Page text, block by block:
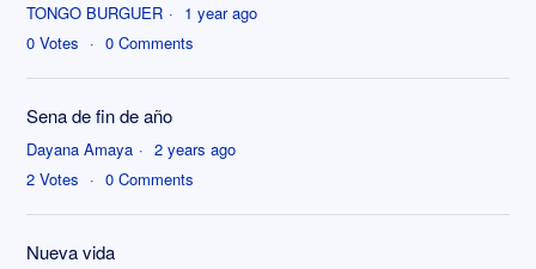
TONGO BURGUER
1 year ago
0 Votes 0 Comments
Sena de fin de año
Dayana Amaya
2 years ago
2 Votes 0 Comments
Nueva vida